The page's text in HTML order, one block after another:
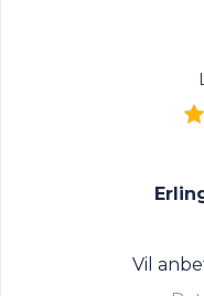
Vil